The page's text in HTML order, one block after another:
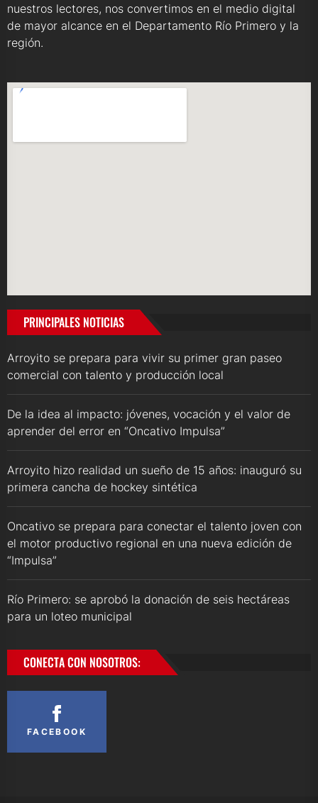
nuestros lectores, nos convertimos en el medio digital
de mayor alcance en el Departamento Río Primero y la
región.
PRINCIPALES NOTICIAS
Arroyito se prepara para vivir su primer gran paseo
comercial con talento y producción local
De la idea al impacto: jóvenes, vocación y el valor de
aprender del error en “Oncativo Impulsa”
Arroyito hizo realidad un sueño de 15 años: inauguró su
primera cancha de hockey sintética
Oncativo se prepara para conectar el talento joven con
el motor productivo regional en una nueva edición de
“Impulsa”
Río Primero: se aprobó la donación de seis hectáreas
para un loteo municipal
CONECTA CON NOSOTROS:
FACEBOOK